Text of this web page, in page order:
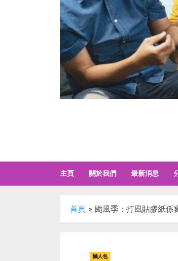
主頁 關於我們 最新消息
首頁 » 颱風季：打風貼膠紙係
懶人包